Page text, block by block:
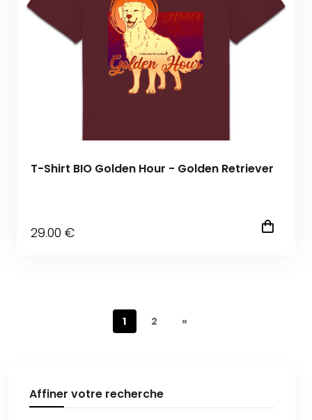
T-Shirt BIO Golden Hour - Golden Retriever
29.00 €
1 2 »
Affiner votre recherche